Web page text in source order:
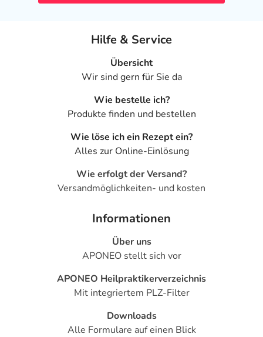
Hilfe & Service
Übersicht
Wir sind gern für Sie da
Wie bestelle ich?
Produkte finden und bestellen
Wie löse ich ein Rezept ein?
Alles zur Online-Einlösung
Wie erfolgt der Versand?
Versandmöglichkeiten- und kosten
Informationen
Über uns
APONEO stellt sich vor
APONEO Heilpraktikerverzeichnis
Mit integriertem PLZ-Filter
Downloads
Alle Formulare auf einen Blick